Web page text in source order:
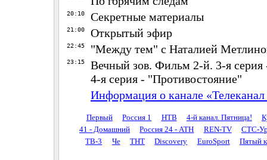
20:10 Секретные материалы
21:00 Открытый эфир
22:45 "Между тем" с Наталией
23:15
Вечный зов. Фильм 2-й. 3-я
4-я серия - "Противостояние"
Информация о канале «Телеканал
Первый Россия 1 НТВ 4-й канал. Пятница!
41 - Домашний
Россия 24 - АТН REN-TV
СТС-
ТВ-3
Че ТНТ Discovery EuroSport Пятый